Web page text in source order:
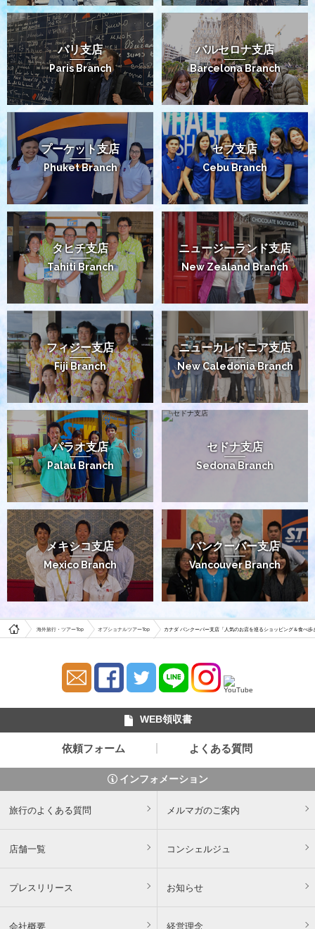
パリ支店
Paris Branch
バルセロナ支店
Barcelona Branch
プーケット支店
Phuket Branch
セブ支店
Cebu Branch
タヒチ支店
Tahiti Branch
ニュージーランド支店
New Zealand Branch
フィジー支店
Fiji Branch
ニューカレドニア支店
New Caledonia Branch
パラオ支店
Palau Branch
セドナ支店
Sedona Branch
メキシコ支店
Mexico Branch
バンクーバー支店
Vancouver Branch
海外旅行・ツアーTop オプショナルツアーTop カナダ バンクーバー支店「人気のお店を巡るショッピング＆食べ
WEB領収書
依頼フォーム よくある質問
インフォメーション
旅行のよくある質問 メルマガのご案内
店舗一覧 コンシェルジュ
プレスリリース お知らせ
会社概要 経営理念